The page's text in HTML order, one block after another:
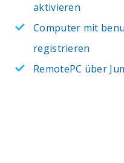
aktivieren
Computer mit
registrieren
RemotePC über